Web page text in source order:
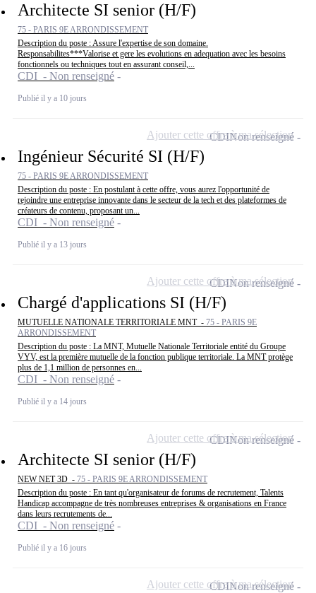
Architecte SI senior (H/F)
75 - PARIS 9E ARRONDISSEMENT
Description du poste : Assure l'expertise de son domaine.
Responsabilites***Valorise et gere les evolutions en adequation avec les besoins
fonctionnels ou techniques tout en assurant conseil,...
CDI - Non renseigné
Publié il y a 10 jours
Ingénieur Sécurité SI (H/F)
75 - PARIS 9E ARRONDISSEMENT
Description du poste : En postulant à cette offre, vous aurez l'opportunité de
rejoindre une entreprise innovante dans le secteur de la tech et des plateformes de
créateurs de contenu, proposant un...
CDI - Non renseigné
Publié il y a 13 jours
CDINon renseigné
Ajouter cette offre à ma sélection
Chargé d'applications SI (H/F)
MUTUELLE NATIONALE TERRITORIALE MNT - 75 - PARIS 9E
ARRONDISSEMENT
Description du poste : La MNT, Mutuelle Nationale Territoriale entité du Groupe
VYV, est la première mutuelle de la fonction publique territoriale. La MNT protège
plus de 1,1 million de personnes en...
CDI - Non renseigné
Publié il y a 14 jours
CDINon renseigné
Ajouter cette offre à ma sélection
Architecte SI senior (H/F)
NEW NET 3D - 75 - PARIS 9E ARRONDISSEMENT
Description du poste : En tant qu'organisateur de forums de recrutement, Talents
Handicap accompagne de très nombreuses entreprises & organisations en France
dans leurs recrutements de...
CDI - Non renseigné
Publié il y a 16 jours
CDINon renseigné
Ajouter cette offre à ma sélection
CDINon renseigné
Ajouter cette offre à ma sélection